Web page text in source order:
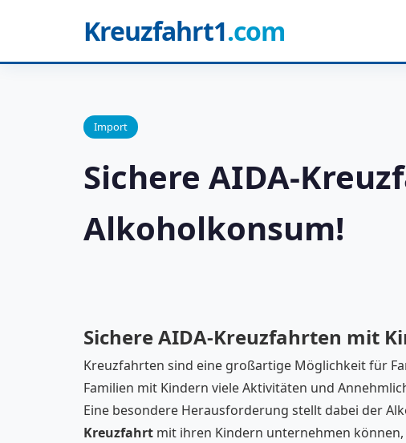
Kreuzfahrt1.com
Import
Sichere AIDA-
Alkoholkonsum!
Sichere AIDA-Kreuzfahrten mit
Kreuzfahrten sind eine großartige Möglichkeit für
Familien mit Kindern viele Aktivitäten und
Eine besondere Herausforderung stellt dabei der
Kreuzfahrt mit ihren Kindern unternehmen